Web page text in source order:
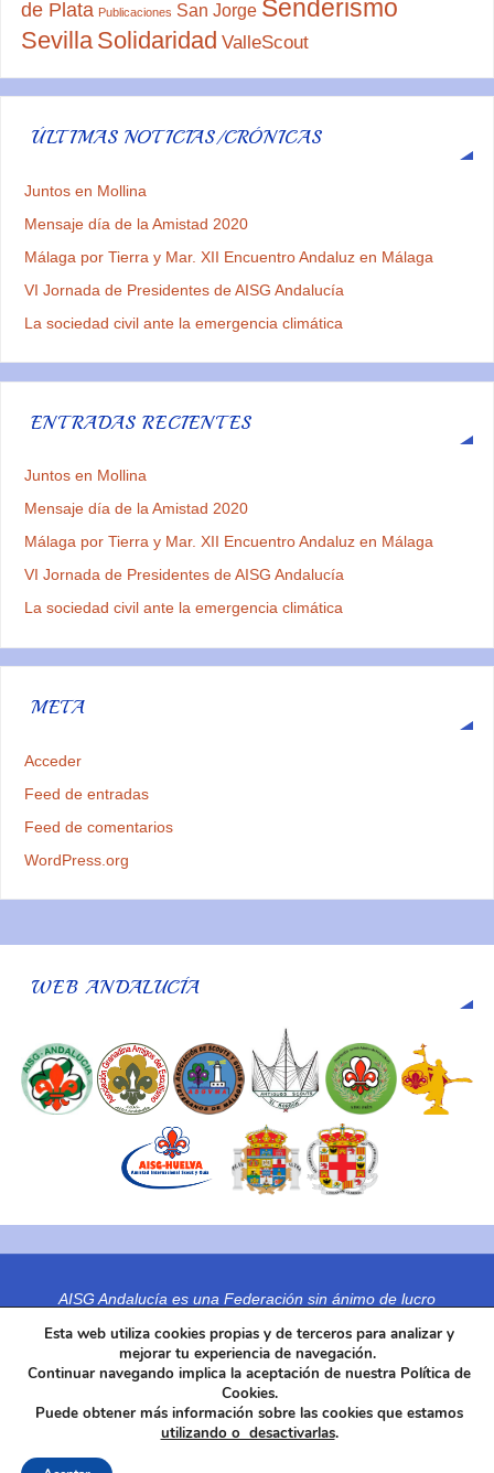
de Plata Publicaciones San Jorge Senderismo
Sevilla Solidaridad ValleScout
ÚLTIMAS NOTICIAS/CRÓNICAS
Juntos en Mollina
Mensaje día de la Amistad 2020
Málaga por Tierra y Mar. XII Encuentro Andaluz en Málaga
VI Jornada de Presidentes de AISG Andalucía
La sociedad civil ante la emergencia climática
ENTRADAS RECIENTES
Juntos en Mollina
Mensaje día de la Amistad 2020
Málaga por Tierra y Mar. XII Encuentro Andaluz en Málaga
VI Jornada de Presidentes de AISG Andalucía
La sociedad civil ante la emergencia climática
META
Acceder
Feed de entradas
Feed de comentarios
WordPress.org
WEB ANDALUCÍA
AISG Andalucía es una Federación sin ánimo de lucro
C.I.F. G18898601
Se constituye en 2007 y nos incorporamos a AISG España en 2007
Organización miembro de ISGF-AISG desde 8 de Agosto de 1.979
Domicilio Social : Javier de Tortosa sn
18008 Granada.
Esta web utiliza cookies propias y de terceros para analizar y
mejorar tu experiencia de navegación.
Continuar navegando implica la aceptación de nuestra Política de
Cookies.
Puede obtener más información sobre las cookies que estamos
utilizando o desactivarlas.